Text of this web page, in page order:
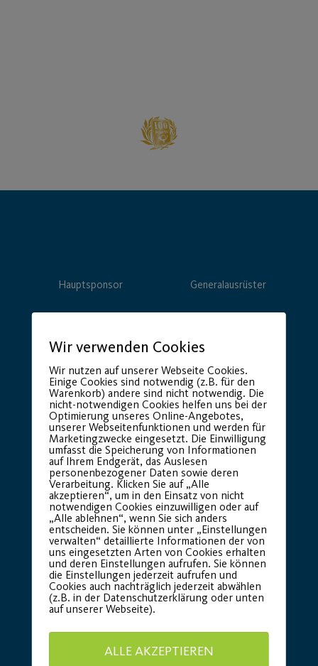
Hauptsponsor Generalausrüster
Premium Partner:
Wir verwenden Cookies
Wir nutzen auf unserer Webseite Cookies.
Einige Cookies sind notwendig (z.B. für den
Warenkorb) andere sind nicht notwendig. Die
nicht-notwendigen Cookies helfen uns bei der
Optimierung unseres Online-Angebotes,
unserer Webseitenfunktionen und werden für
Marketingzwecke eingesetzt. Die Einwilligung
umfasst die Speicherung von Informationen
auf Ihrem Endgerät, das Auslesen
personenbezogener Daten sowie deren
Verarbeitung. Klicken Sie auf „Alle
akzeptieren“, um in den Einsatz von nicht
notwendigen Cookies einzuwilligen oder auf
„Alle ablehnen“, wenn Sie sich anders
entscheiden. Sie können unter „Einstellungen
verwalten“ detaillierte Informationen der von
uns eingesetzten Arten von Cookies erhalten
und deren Einstellungen aufrufen. Sie können
die Einstellungen jederzeit aufrufen und
Cookies auch nachträglich jederzeit abwählen
(z.B. in der Datenschutzerklärung oder unten
auf unserer Webseite).
ALLE AKZEPTIEREN